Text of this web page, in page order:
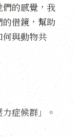
的感覺，我
借鏡，幫助
與動物共
症候群」。